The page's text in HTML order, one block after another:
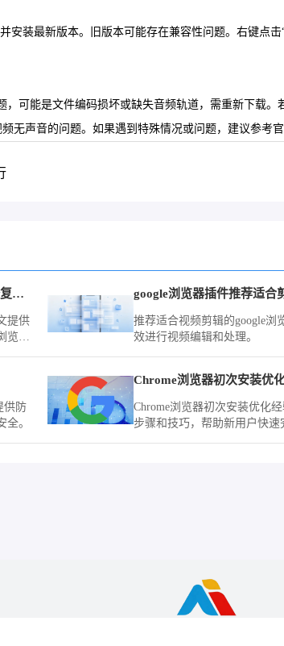
安装最新版本。旧版本可能存在兼容性问题。右键
可能是文件编码损坏或缺失音频轨道，需重新下载。
无声音的问题。如果遇到特殊情况或问题，建议参考
谷歌浏览器缓存清理后网页异常问题如何修复最快
提供
体
google浏览器插件推荐适合
推荐适合视频剪辑的google浏
效进行视频编辑和处理。
供防
。
Chrome浏览器初次安装优
Chrome浏览器初次安装优化
步骤和技巧，帮助新用户快速